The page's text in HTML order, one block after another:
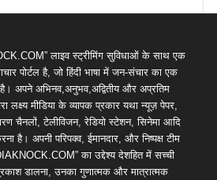
लाइव स्ट्रीमिंग सुविधाओं के साथ एक
पोर्टल है, जो हिंदी भाषा में जन-संचार का एक
अपने अभिनव,अनुभव,अद्वितीय और अप्रतिम
लक्ष्य मीडिया के व्यापक प्रकार यथा न्यूज़ पेपर,
चैनलों, टेलीविजन, रेडियो स्टेशन, सिनेमा आदि
है। अपनी परिपक्व, ईमानदार, और निष्पक्ष टीम
का उद्देश्य देशहित में सच्ची
डालना, उनका गुणात्मक और मात्रात्मक